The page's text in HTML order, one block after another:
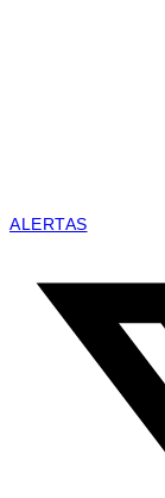
ALERTAS